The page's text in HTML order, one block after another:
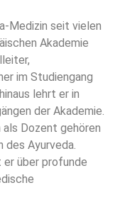
Medizin seit vielen
Akademie
im Studiengang
lehrt er in
der Akademie.
Dozent gehören
des Ayurveda.
er über profunde